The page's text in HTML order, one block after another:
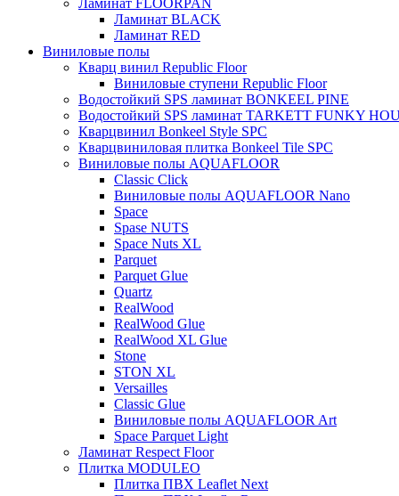
Ламинат FLOORPAN
Ламинат BLACK
Ламинат RED
Виниловые полы
Кварц винил Republic Floor
Виниловые ступени Republic Floor
Водостойкий SPS ламинат BONKEEL PINE
Водостойкий SPS ламинат TARKETT FUNKY
Кварцвинил Bonkeel Style SPC
Кварцвиниловая плитка Bonkeel Tile SPC
Виниловые полы AQUAFLOOR
Classic Click
Виниловые полы AQUAFLOOR Nano
Space
Spase NUTS
Space Nuts XL
Parquet
Parquet Glue
Quartz
RealWood
RealWood Glue
RealWood XL Glue
Stone
STON XL
Versailles
Classic Glue
Виниловые полы AQUAFLOOR Art
Space Parquet Light
Ламинат Respect Floor
Плитка MODULEO
Плитка ПВХ Leaflet Next